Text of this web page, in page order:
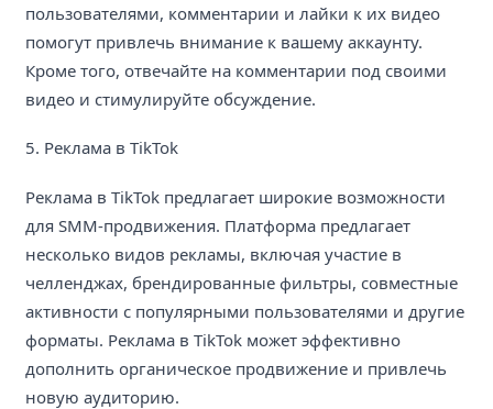
пользователями, комментарии и лайки к их видео
помогут привлечь внимание к вашему аккаунту.
Кроме того, отвечайте на комментарии под своими
видео и стимулируйте обсуждение.
5. Реклама в TikTok
Реклама в TikTok предлагает широкие возможности
для SMM-продвижения. Платформа предлагает
несколько видов рекламы, включая участие в
челленджах, брендированные фильтры, совместные
активности с популярными пользователями и другие
форматы. Реклама в TikTok может эффективно
дополнить органическое продвижение и привлечь
новую аудиторию.